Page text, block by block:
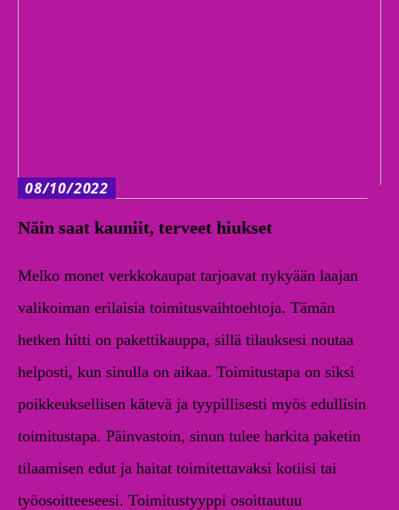
08/10/2022
Näin saat kauniit, terveet hiukset
Melko monet verkkokaupat tarjoavat nykyään laajan
valikoiman erilaisia toimitusvaihtoehtoja. Tämän
hetken hitti on pakettikauppa, sillä tilauksesi noutaa
helposti, kun sinulla on aikaa. Toimitustapa on siksi
poikkeuksellisen kätevä ja tyypillisesti myös edullisin
toimitustapa. Päinvastoin, sinun tulee harkita paketin
tilaamisen edut ja haitat toimitettavaksi kotiisi tai
työosoitteeseesi. Toimitustyyppi osoittautuu